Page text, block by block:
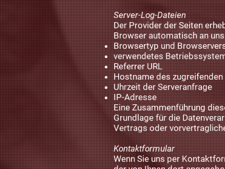
Server-Log-Dateien
Der Provider der Seiten
Browser automatisch an
Browsertyp und
verwendetes
Referrer URL
Hostname des zugreifenden
Uhrzeit der Serveranfrage
IP-Adresse
Eine Zusammenführung
Grundlage für die
Vertrags oder
Kontaktformular
Wenn Sie uns per